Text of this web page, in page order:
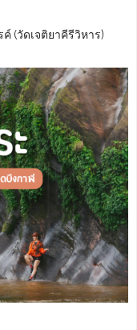
(วัดเจติยาคีรีวิหาร)